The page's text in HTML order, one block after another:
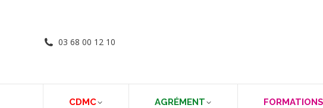
03 68 00 12 10
CDMC AGRÉMENT FORMATIONS